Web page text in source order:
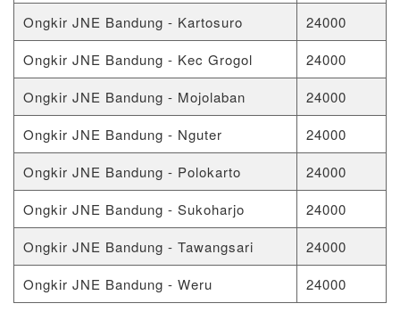
Ongkir JNE Bandung - Kartosuro
24000
Ongkir JNE Bandung - Kec Grogol
24000
Ongkir JNE Bandung - Mojolaban
24000
Ongkir JNE Bandung - Nguter
24000
Ongkir JNE Bandung - Polokarto
24000
Ongkir JNE Bandung - Sukoharjo
24000
Ongkir JNE Bandung - Tawangsari
24000
Ongkir JNE Bandung - Weru
24000